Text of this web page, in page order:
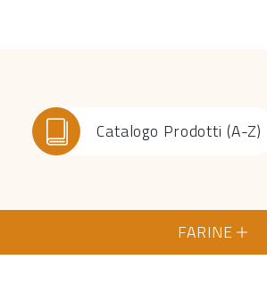
Catalogo Prodotti (A-Z)
FARINE